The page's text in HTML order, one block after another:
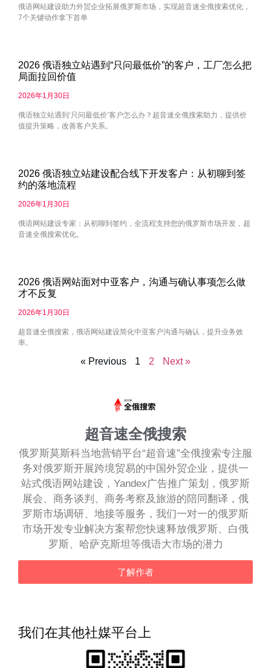
俄语网站建设助力外贸企业拓展俄罗斯市场，实现超音速全俄搜索优化，
7个关键动作拿下首单
2026 俄语独立站遇到“只问最低价”的客户，工厂怎么把
局面拉回价值
2026年1月30日
俄语独立站遇到‘只问最低价’客户怎么办？超音速全俄搜索助力，提供价
值提升策略，改善客户关系。
2026 俄语独立站建设配合线下开发客户：从初聊到签
约的落地流程
2026年1月30日
俄语网站建设专家：从初聊到签约，全流程支持您的俄罗斯市场开发，超
音速全俄搜索优化。
2026 俄语网站面对中亚客户，沟通与确认事项怎么做
才不反复
2026年1月30日
超音速全俄搜索，俄语网站建设简化中亚客户沟通与确认，提升业务效
率。
« Previous 1 2 Next »
超音速全俄搜索
俄罗斯莫斯科当地营销平台“超音速”全俄搜索专注服
务对俄罗斯开展跨境贸易的中国外贸企业，提供一
站式俄语网站建设，Yandex广告推广策划，俄罗斯
展会、商务谈判、商务考察及旅游的陪同翻译，俄
罗斯市场调研、地接等服务，我们一对一的俄罗斯
市场开发专业解决方案帮您快速释放俄罗斯、白俄
罗斯、哈萨克斯坦等俄语大市场的潜力
了解作者
我们在其他社媒平台上